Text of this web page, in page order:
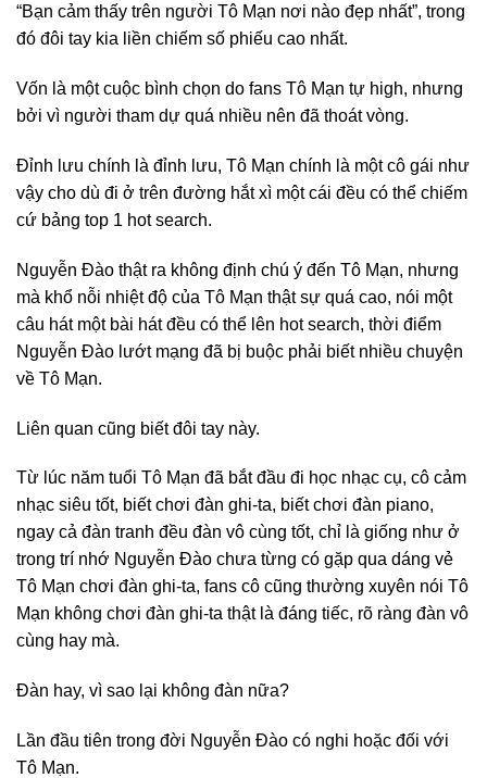
“Bạn cảm thấy trên người Tô Mạn nơi nào đẹp nhất”, trong
đó đôi tay kia liền chiếm số phiếu cao nhất.
Vốn là một cuộc bình chọn do fans Tô Mạn tự high, nhưng
bởi vì người tham dự quá nhiều nên đã thoát vòng.
Đỉnh lưu chính là đỉnh lưu, Tô Mạn chính là một cô gái như
vậy cho dù đi ở trên đường hắt xì một cái đều có thể chiếm
cứ bảng top 1 hot search.
Nguyễn Đào thật ra không định chú ý đến Tô Mạn, nhưng
mà khổ nỗi nhiệt độ của Tô Mạn thật sự quá cao, nói một
câu hát một bài hát đều có thể lên hot search, thời điểm
Nguyễn Đào lướt mạng đã bị buộc phải biết nhiều chuyện
về Tô Mạn.
Liên quan cũng biết đôi tay này.
Từ lúc năm tuổi Tô Mạn đã bắt đầu đi học nhạc cụ, cô cảm
nhạc siêu tốt, biết chơi đàn ghi-ta, biết chơi đàn piano,
ngay cả đàn tranh đều đàn vô cùng tốt, chỉ là giống như ở
trong trí nhớ Nguyễn Đào chưa từng có gặp qua dáng vẻ
Tô Mạn chơi đàn ghi-ta, fans cô cũng thường xuyên nói Tô
Mạn không chơi đàn ghi-ta thật là đáng tiếc, rõ ràng đàn vô
cùng hay mà.
Đàn hay, vì sao lại không đàn nữa?
Lần đầu tiên trong đời Nguyễn Đào có nghi hoặc đối với
Tô Mạn.